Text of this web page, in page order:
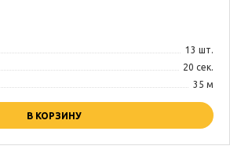
13 шт.
20 сек.
35 м
В КОРЗИНУ